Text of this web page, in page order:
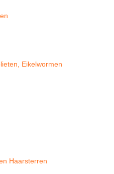
Eikelwormen
Haarsterren